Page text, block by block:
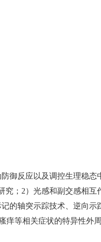
御反应以及调控生理稳态
究；2）光感和副交感相互
的轴突示踪技术、逆向示
痒等相关症状的特异性外